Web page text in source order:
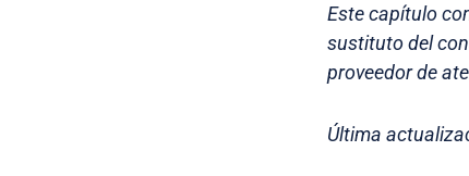
Este capítulo
sustituto del
proveedor de
Última